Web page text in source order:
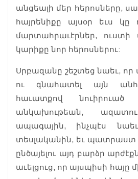
անցեալի մեր հերոսները,
հայրենիքը այսօր եւս կը
մարտահրաւէրներ, ուստի
կարիքը նոր հերոսներու:
Սրբազանը շեշտեց նաեւ, որ
ու գնահատել այն
հաւատքով նուիրուած
անկախութեան,
ապագային, ինչպէս
տեսլականին, եւ պատրաստ
ընծայելու այդ բարձր
աւելցուց, որ այսպիսի հայը